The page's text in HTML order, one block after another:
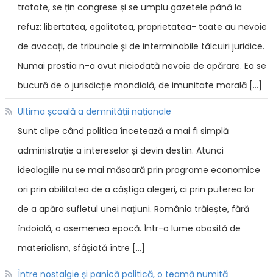
tratate, se țin congrese și se umplu gazetele până la
refuz: libertatea, egalitatea, proprietatea- toate au nevoie
de avocați, de tribunale și de interminabile tâlcuiri juridice.
Numai prostia n-a avut niciodată nevoie de apărare. Ea se
bucură de o jurisdicție mondială, de imunitate morală […]
Ultima școală a demnității naționale
Sunt clipe când politica încetează a mai fi simplă
administrație a intereselor și devin destin. Atunci
ideologiile nu se mai măsoară prin programe economice
ori prin abilitatea de a câștiga alegeri, ci prin puterea lor
de a apăra sufletul unei națiuni. România trăiește, fără
îndoială, o asemenea epocă. Într-o lume obosită de
materialism, sfâșiată între […]
Între nostalgie și panică politică, o teamă numită